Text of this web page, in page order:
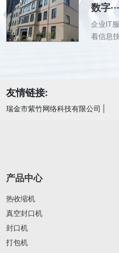
数字···
企业IT
着信息技
友情链接:
瑞金市紫竹网络科技有限公司
产品中心
热收缩机
真空封口机
封口机
打包机